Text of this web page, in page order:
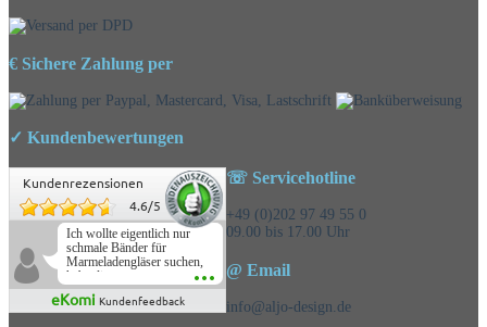
€ Sichere Zahlung per
✓ Kundenbewertungen
Kundenrezensionen
4.6/5
Ich wollte eigentlich nur
schmale Bänder für
Marmeladengläser suchen,
habe die
Überraschungsbänder
mitbestellt und war positiv
überrascht, schöne
eKomi Kundenfeedback
☏ Servicehotline
+49 (0)202 97 49 55 0
09.00 bis 17.00 Uhr
@ Email
info@aljo-design.de